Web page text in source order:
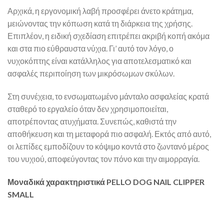
Αρχικά, η εργονομική λαβή προσφέρει άνετο κράτημα,
μειώνοντας την κόπωση κατά τη διάρκεια της χρήσης.
Επιπλέον, η ειδική σχεδίαση επιτρέπει ακριβή κοπή ακόμα
και στα πιο εύθραυστα νύχια. Γι’ αυτό τον λόγο, ο
νυχοκόπτης είναι κατάλληλος για αποτελεσματικό και
ασφαλές περιποίηση των μικρόσωμων σκύλων.
Στη συνέχεια, το ενσωματωμένο μάνταλο ασφαλείας κρατά
σταθερό το εργαλείο όταν δεν χρησιμοποιείται,
αποτρέποντας ατυχήματα. Συνεπώς, καθιστά την
αποθήκευση και τη μεταφορά πιο ασφαλή. Εκτός από αυτό,
οι λεπίδες εμποδίζουν το κόψιμο κοντά στο ζωντανό μέρος
του νυχιού, αποφεύγοντας τον πόνο και την αιμορραγία.
Μοναδικά χαρακτηριστικά PELLO DOG NAIL CLIPPER
SMALL